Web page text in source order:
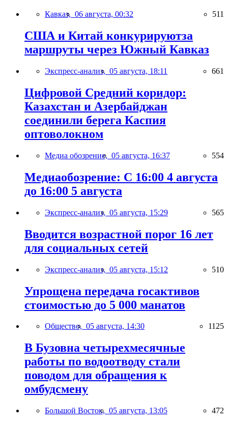
Кавказ, 06 августа, 00:32 511
США и Китай конкурируютза
маршруты через Южный Кавказ
Экспресс-анализ, 05 августа, 18:11 661
Цифровой Средний коридор:
Казахстан и Азербайджан
соединили берега Каспия
оптоволокном
Медиа обозрение, 05 августа, 16:37 554
Медиаобозрение: С 16:00 4 августа
до 16:00 5 августа
Экспресс-анализ, 05 августа, 15:29 565
Вводится возрастной порог 16 лет
для социальных сетей
Экспресс-анализ, 05 августа, 15:12 510
Упрощена передача госактивов
стоимостью до 5 000 манатов
Общество, 05 августа, 14:30 1125
В Бузовна четырехмесячные
работы по водоотводу стали
поводом для обращения к
омбудсмену
Большой Восток, 05 августа, 13:05 472